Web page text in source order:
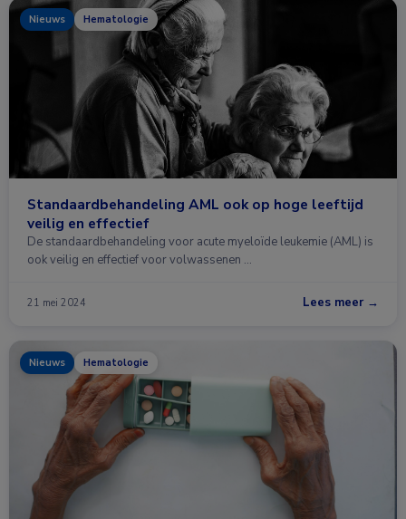
Nieuws Hematologie
Standaardbehandeling AML ook op hoge leeftijd
veilig en effectief
De standaardbehandeling voor acute myeloïde leukemie (AML) is
ook veilig en effectief voor volwassenen …
21 mei 2024 Lees meer →
Nieuws Hematologie